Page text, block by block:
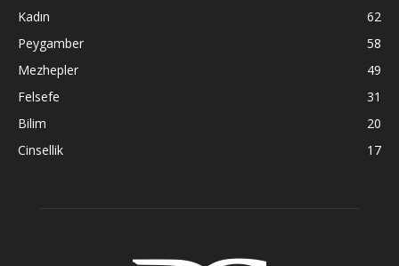
Kadın
62
Peygamber
58
Mezhepler
49
Felsefe
31
Bilim
20
Cinsellik
17